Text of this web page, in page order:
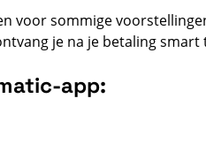
voor sommige
je na je betaling smart
app: